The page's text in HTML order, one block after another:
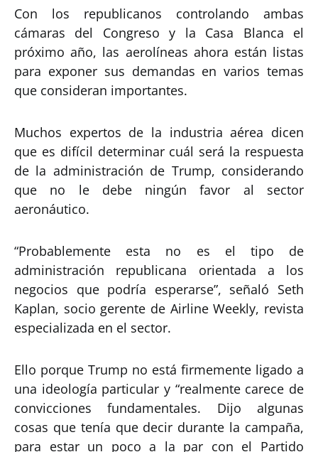
Con los republicanos controlando ambas
cámaras del Congreso y la Casa Blanca el
próximo año, las aerolíneas ahora están listas
para exponer sus demandas en varios temas
que consideran importantes.
Muchos expertos de la industria aérea dicen
que es difícil determinar cuál será la respuesta
de la administración de Trump, considerando
que no le debe ningún favor al sector
aeronáutico.
“Probablemente esta no es el tipo de
administración republicana orientada a los
negocios que podría esperarse”, señaló Seth
Kaplan, socio gerente de Airline Weekly, revista
especializada en el sector.
Ello porque Trump no está firmemente ligado a
una ideología particular y “realmente carece de
convicciones fundamentales. Dijo algunas
cosas que tenía que decir durante la campaña,
para estar un poco a la par con el Partido